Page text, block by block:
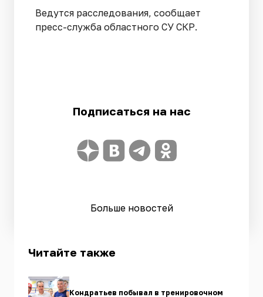
Ведутся расследования, сообщает
пресс-служба областного СУ СКР.
Подписаться на нас
Больше новостей
Читайте также
Кондратьев побывал в тренировочном